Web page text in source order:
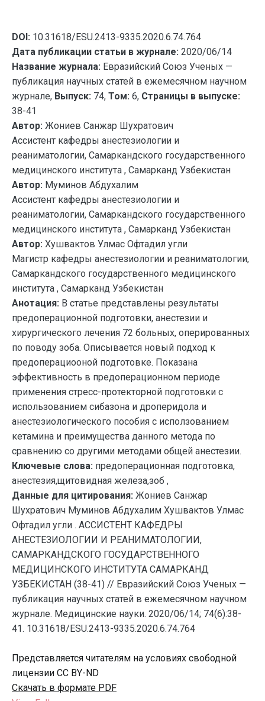
DOI: 10.31618/ESU.2413-9335.2020.6.74.764
Дата публикации статьи в журнале: 2020/06/14
Название журнала: Евразийский Союз Ученых —
публикация научных статей в ежемесячном научном
журнале, Выпуск: 74, Том: 6, Страницы в выпуске:
38-41
Автор: Жониев Санжар Шухратович
Ассистент кафедры анестезиологии и
реаниматологии, Самаркандского государственного
медицинского института , Самарканд Узбекистан
Автор: Муминов Абдухалим
Ассистент кафедры анестезиологии и
реаниматологии, Самаркандского государственного
медицинского института , Самарканд Узбекистан
Автор: Хушвактов Улмас Офтадил угли
Магистр кафедры анестезиологии и реаниматологии,
Самаркандского государственного медицинского
института , Самарканд Узбекистан
Анотация: В статье представлены результаты
предоперационной подготовки, анестезии и
хирургического лечения 72 больных, оперированных
по поводу зоба. Описывается новый подход к
предоперациооной подготовке. Показана
эффективность в предоперационном периоде
применения стресс-протекторной подготовки с
использованием сибазона и дроперидола и
анестезиологического пособия с исползованием
кетамина и преимущества данного метода по
сравнению со другими методами общей анестезии.
Ключевые слова: предоперационная подготовка,
анестезия,щитовидная железа,зоб ,
Данные для цитирования: Жониев Санжар
Шухратович Муминов Абдухалим Хушвактов Улмас
Офтадил угли . АССИСТЕНТ КАФЕДРЫ
АНЕСТЕЗИОЛОГИИ И РЕАНИМАТОЛОГИИ,
САМАРКАНДСКОГО ГОСУДАРСТВЕННОГО
МЕДИЦИНСКОГО ИНСТИТУТА САМАРКАНД
УЗБЕКИСТАН (38-41) // Евразийский Союз Ученых —
публикация научных статей в ежемесячном научном
журнале. Медицинские науки. 2020/06/14; 74(6):38-
41. 10.31618/ESU.2413-9335.2020.6.74.764
Представляется читателям на условиях свободной
лицензии CC BY-ND
Скачать в формате PDF